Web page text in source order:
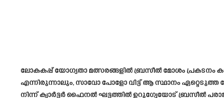
ലോകകപ്പ് യോഗ്യതാ മത്സരങ്ങളിൽ ബ്രസീൽ മോശം പ്രകടനം
എന്നിരുന്നാലും, സാവോ പോളോ വിട്ട് ആ സ്ഥാനം ഏറ്റെടുത്ത
നിന്ന് ക്വാർട്ടർ ഫൈനൽ ഘട്ടത്തിൽ ഉറുഗ്വേയോട് ബ്രസീൽ